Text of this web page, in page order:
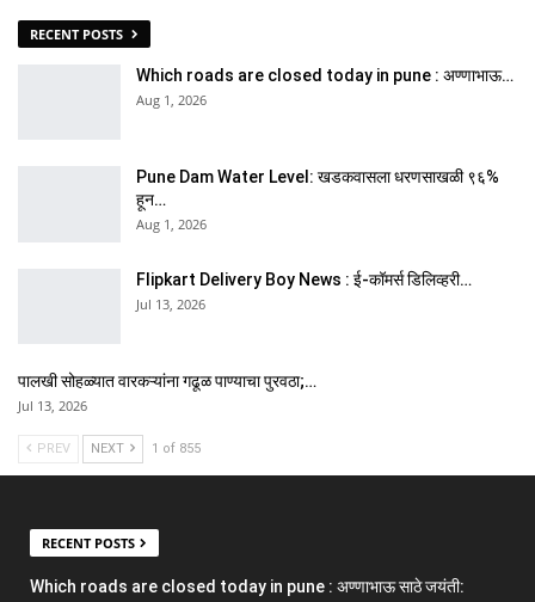
RECENT POSTS
Which roads are closed today in pune : अण्णाभाऊ…
Aug 1, 2026
Pune Dam Water Level: खडकवासला धरणसाखळी ९६%
हून…
Aug 1, 2026
Flipkart Delivery Boy News : ई-कॉमर्स डिलिव्हरी…
Jul 13, 2026
पालखी सोहळ्यात वारकऱ्यांना गढूळ पाण्याचा पुरवठा;…
Jul 13, 2026
PREV NEXT 1 of 855
RECENT POSTS
Which roads are closed today in pune : अण्णाभाऊ साठे जयंती: